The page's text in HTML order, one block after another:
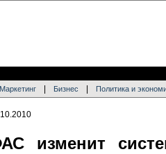
Маркетинг Бизнес Политика и
изменит